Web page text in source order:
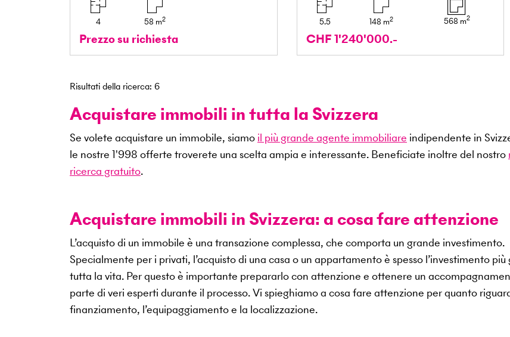
4 58 m2
Prezzo su richiesta
5.5 148 m2 568 m2
CHF 1'240'000.-
Risultati della ricerca: 6
Acquistare immobili in tutta la Svizzera
Se volete acquistare un immobile, siamo il più grande agente immobiliare indipendente in
le nostre 1'998 offerte troverete una scelta ampia e interessante. Beneficiate inoltre del nostro
ricerca gratuito.
Acquistare immobili in Svizzera: a cosa fare attenzione
L’acquisto di un immobile è una transazione complessa, che comporta un grande investimento.
Specialmente per i privati, l’acquisto di una casa o un appartamento è spesso l’investimento più
tutta la vita. Per questo è importante prepararlo con attenzione e ottenere un
parte di veri esperti durante il processo. Vi spieghiamo a cosa fare attenzione per quanto
finanziamento, l’equipaggiamento e la localizzazione.